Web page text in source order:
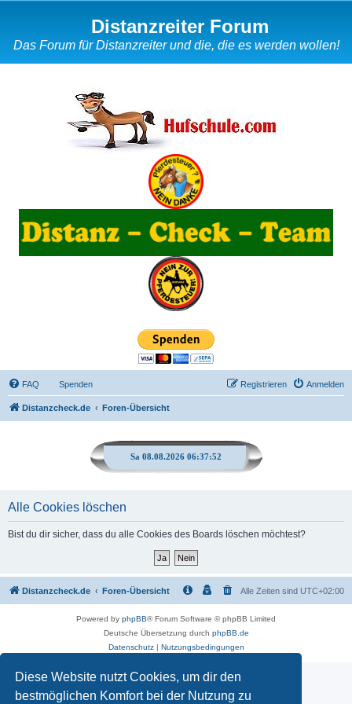
Diese Website nutzt Cookies, um dir den
bestmöglichen Komfort bei der Nutzung zu
Distanzreiter Forum
Das Forum für Distanzreiter und die, die es werden wollen!
FAQ Spenden Anmelden
Registrieren
Distanzcheck.de Foren-Übersicht
Sa 08.08.2026 06:37:52
Alle Cookies löschen
Bist du dir sicher, dass du alle Cookies des Boards löschen möchtest?
Distanzcheck.de Foren-Übersicht Alle Zeiten sind UTC+02:00
Powered by phpBB® Forum Software © phpBB Limited
Deutsche Übersetzung durch phpBB.de
Datenschutz| Nutzungsbedingungen